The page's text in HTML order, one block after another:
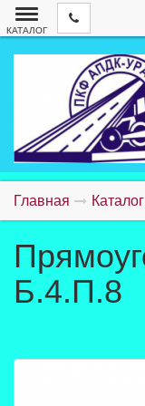
КАТАЛОГ
Главная Каталог
Б.4.П.8